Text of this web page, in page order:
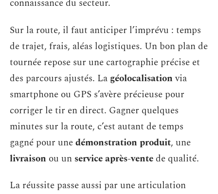
connaissance du secteur.
Sur la route, il faut anticiper l’imprévu : temps
de trajet, frais, aléas logistiques. Un bon plan de
tournée repose sur une cartographie précise et
des parcours ajustés. La géolocalisationvia
smartphone ou GPS s’avère précieuse pour
corriger le tir en direct. Gagner quelques
minutes sur la route, c’est autant de temps
gagné pour unedémonstration produit, une
livraison ou un service après-ventede qualité.
La réussite passe aussi par une articulation